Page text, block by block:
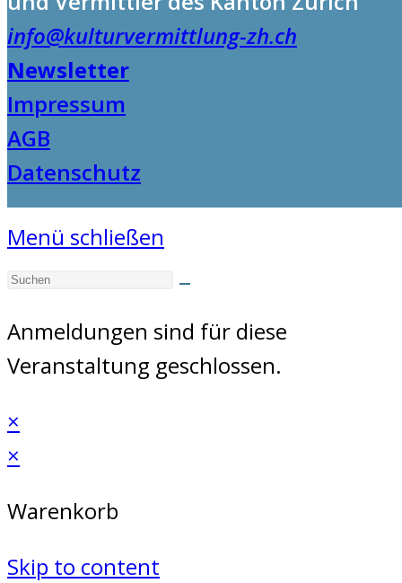
info@kulturvermittlung-zh.ch
Newsletter
Impressum
AGB
Datenschutz
Menü schließen
Anmeldungen sind für diese
Veranstaltung geschlossen.
×
×
Warenkorb
Skip to content